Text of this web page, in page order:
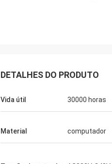
DETALHES DO PRODUTO
Vida útil 30000 horas
Material computador